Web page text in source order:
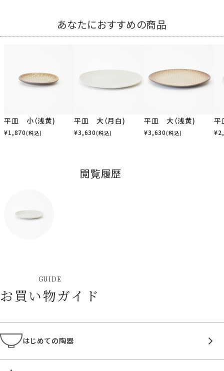
あなたにおすすめの商品
平皿 小（浅黄)
¥1,870(税込)
平皿 大（月白)
¥3,630(税込)
平皿 大（浅黄)
¥3,630(税込)
平
¥
閲覧履歴
GUIDE
お買い物ガイド
はじめての陶器